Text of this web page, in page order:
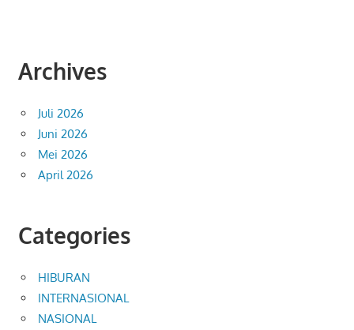
Archives
Juli 2026
Juni 2026
Mei 2026
April 2026
Categories
HIBURAN
INTERNASIONAL
NASIONAL